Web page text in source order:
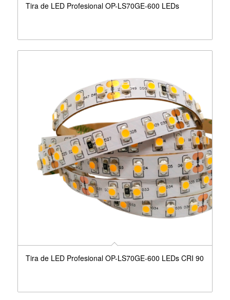
Tira de LED Profesional OP-LS70GE-600 LEDs
Tira de LED Profesional OP-LS70GE-600 LEDs CRI 90